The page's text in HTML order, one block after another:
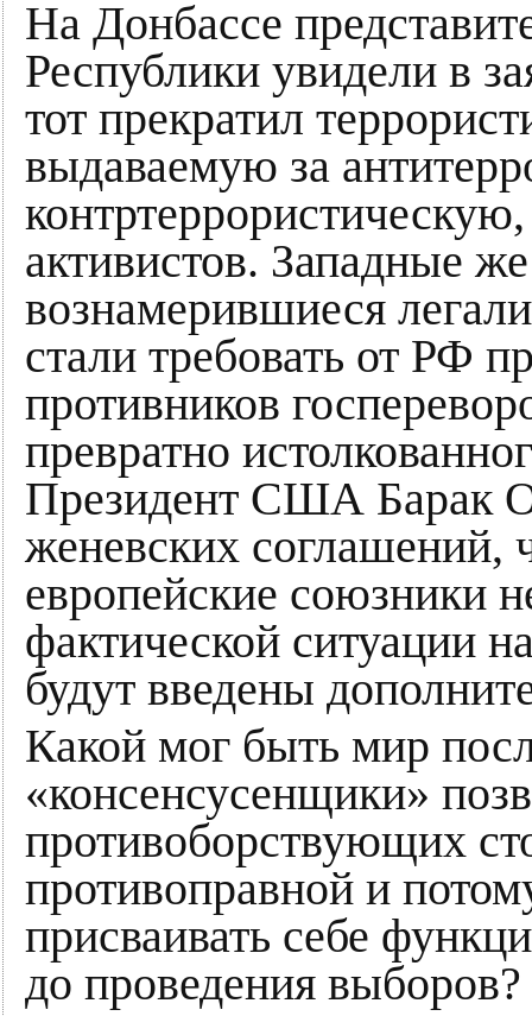
На Донбассе
Республики увидели в
тот прекратил
выдаваемую за
активистов. Западные
вознамерившиеся
стали требовать от РФ
противников
превратно
Президент США Барак
женевских
европейские союзники
фактической ситуации
будут введены
Какой мог быть мир
«консенсусенщики»
противоборствующих
противоправной и
присваивать себе
до проведения